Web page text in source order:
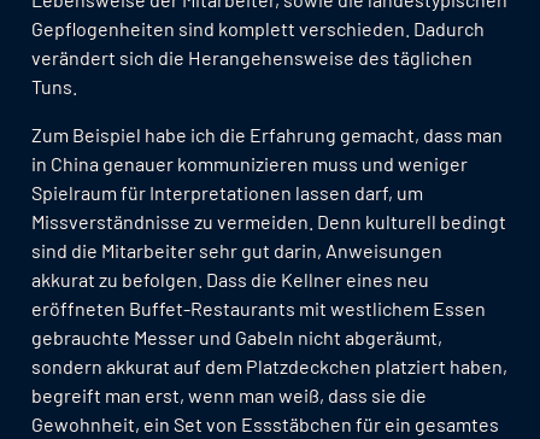
Gepflogenheiten sind komplett verschieden. Dadurch
verändert sich die Herangehensweise des täglichen
Tuns.
Zum Beispiel habe ich die Erfahrung gemacht, dass man
in China genauer kommunizieren muss und weniger
Spielraum für Interpretationen lassen darf, um
Missverständnisse zu vermeiden. Denn kulturell bedingt
sind die Mitarbeiter sehr gut darin, Anweisungen
akkurat zu befolgen. Dass die Kellner eines neu
eröffneten Buffet-Restaurants mit westlichem Essen
gebrauchte Messer und Gabeln nicht abgeräumt,
sondern akkurat auf dem Platzdeckchen platziert haben,
begreift man erst, wenn man weiß, dass sie die
Gewohnheit, ein Set von Essstäbchen für ein gesamtes